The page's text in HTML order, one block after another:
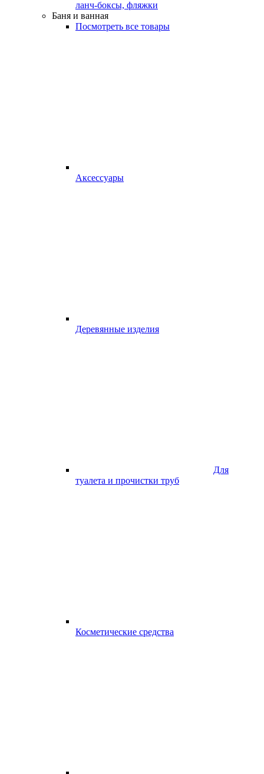
ланч-боксы, фляжки
Баня и ванная
Посмотреть все товары
Аксессуары
Деревянные изделия
Для
туалета и прочистки труб
Косметические средства